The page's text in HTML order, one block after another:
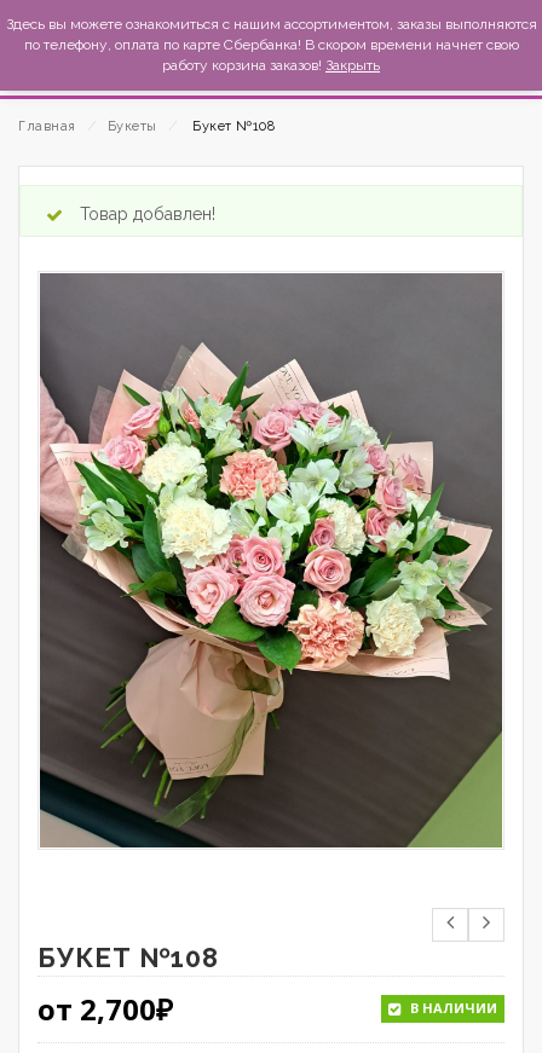
MexиKo
Главная Букеты Букет №108
Товар добавлен!
БУКЕТ №108
от 2,700₽ В НАЛИЧИИ
Здесь вы можете ознакомиться с нашим ассортиментом, заказы выполняются
по телефону, оплата по карте Сбербанка! В скором времени начнет свою
работу корзина заказов! Закрыть